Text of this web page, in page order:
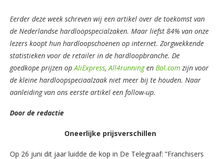
Eerder deze week schreven wij een artikel over de toekomst van
de Nederlandse hardloopspecialzaken. Maar liefst 84% van onze
lezers koopt hun hardloopschoenen op internet. Zorgwekkende
statistieken voor de retailer in de hardloopbranche. De
goedkope prijzen opAliExpress,All4runningen Bol.comzijn voor
de kleine hardloopspeciaalzaak niet meer bij te houden. Naar
aanleiding van ons eerste artikel een follow-up.
Door de redactie
Oneerlijke prijsverschillen
Op 26 juni dit jaar luidde de kop in De Telegraaf: ”Franchisers